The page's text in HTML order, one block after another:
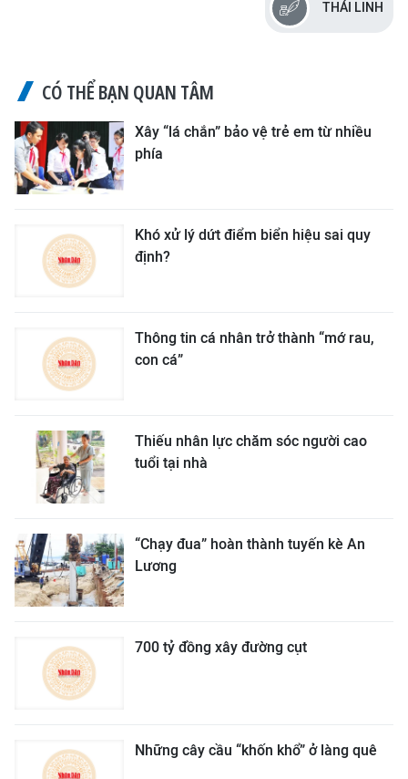
THÁI LINH
CÓ THỂ BẠN QUAN TÂM
Xây “lá chắn” bảo vệ trẻ em từ nhiều
phía
Khó xử lý dứt điểm biển hiệu sai quy
định?
Thông tin cá nhân trở thành “mớ rau,
con cá”
Thiếu nhân lực chăm sóc người cao
tuổi tại nhà
“Chạy đua” hoàn thành tuyến kè An
Lương
700 tỷ đồng xây đường cụt
Những cây cầu “khốn khổ” ở làng quê